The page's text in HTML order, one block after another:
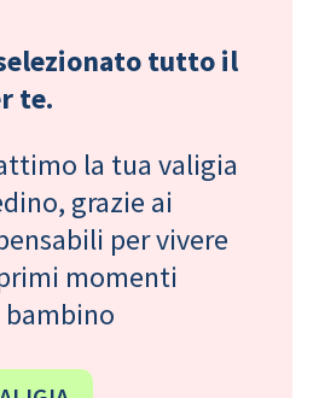
tutto il
te.
la tua valigia
grazie ai
per vivere
momenti